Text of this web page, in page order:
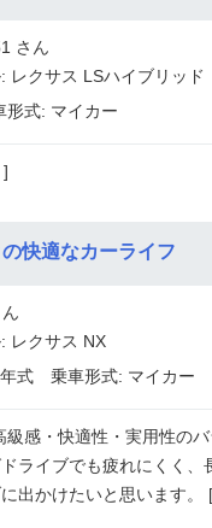
さん
レクサス LSハイブリッド
形式: マイカー
]
快適なカーライフ
レクサス NX
式
乗車形式: マイカー
級感・快適性・実用性の
ライブでも疲れにくく
出かけたいと思います。 [